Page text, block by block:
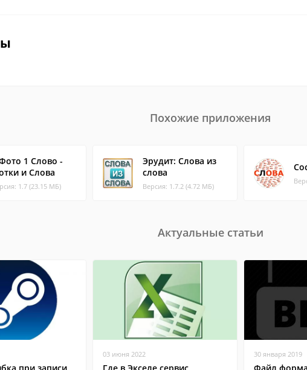
Похожие приложения
1 Слово -
и Слова
1.7 (23.15 МБ)
Эрудит: Слова из
слова
Версия: 1.7.2 (4.72 МБ)
Актуальные статьи
03 июня 2022 30 января 2019